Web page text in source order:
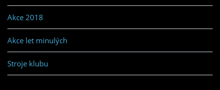
Akce 2018
Akce let minulých
Stroje klubu